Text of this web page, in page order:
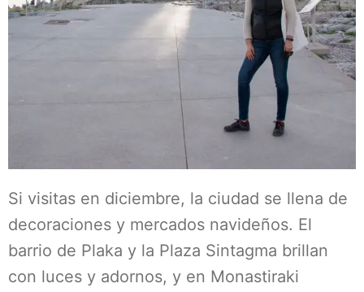
Si visitas en diciembre, la ciudad se llena de
decoraciones y mercados navideños. El
barrio de Plaka y la Plaza Sintagma brillan
con luces y adornos, y en Monastiraki